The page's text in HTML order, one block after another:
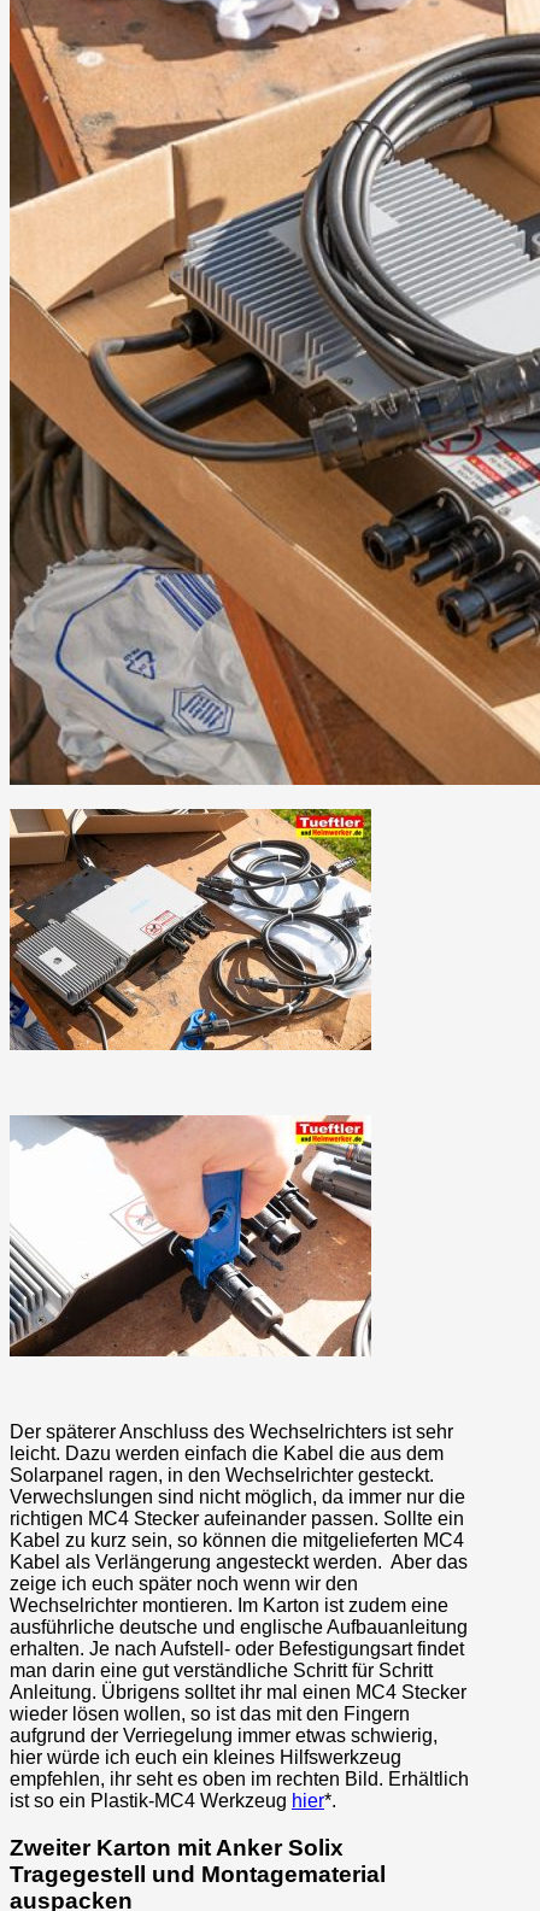
Der späterer Anschluss des Wechselrichters ist sehr
leicht. Dazu werden einfach die Kabel die aus dem
Solarpanel ragen, in den Wechselrichter gesteckt.
Verwechslungen sind nicht möglich, da immer nur die
richtigen MC4 Stecker aufeinander passen. Sollte ein
Kabel zu kurz sein, so können die mitgelieferten MC4
Kabel als Verlängerung angesteckt werden. Aber das
zeige ich euch später noch wenn wir den
Wechselrichter montieren. Im Karton ist zudem eine
ausführliche deutsche und englische Aufbauanleitung
erhalten. Je nach Aufstell- oder Befestigungsart findet
man darin eine gut verständliche Schritt für Schritt
Anleitung. Übrigens solltet ihr mal einen MC4 Stecker
wieder lösen wollen, so ist das mit den Fingern
aufgrund der Verriegelung immer etwas schwierig,
hier würde ich euch ein kleines Hilfswerkzeug
empfehlen, ihr seht es oben im rechten Bild. Erhältlich
ist so ein Plastik-MC4 Werkzeug hier*.
Zweiter Karton mit Anker Solix
Tragegestell und Montagematerial
auspacken